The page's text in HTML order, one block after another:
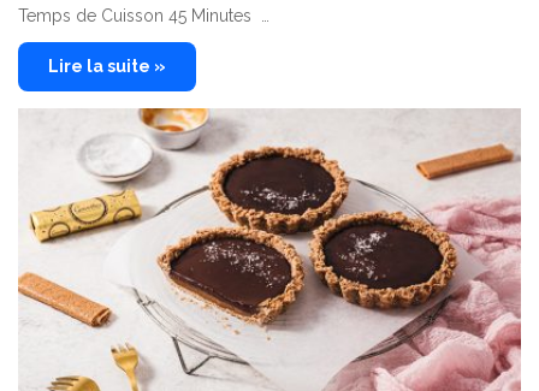
Temps de Cuisson 45 Minutes …
Lire la suite »